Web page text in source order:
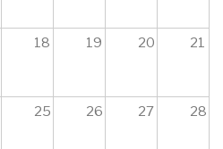
18 19 20 21
25 26 27 28